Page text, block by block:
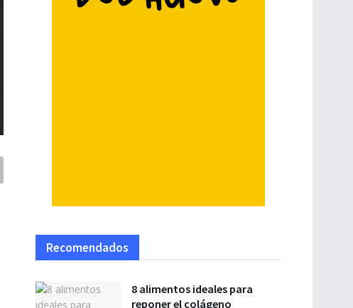
Recomendados
8 alimentos ideales para
reponer el colágeno